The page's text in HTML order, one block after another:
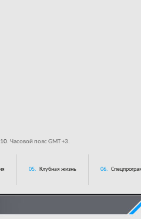
. Часовой пояс GMT +3.
05. Клубная жизнь 06.